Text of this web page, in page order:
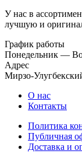
У нас в
лучшую и
График работы
Понедельник —
Адрес
Мирзо-
О нас
Контакты
Политика
Публичная
Доставка и